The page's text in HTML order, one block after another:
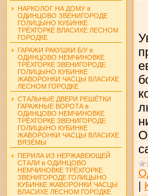
НАРКОЛОГ НА ДОМУ в
ОДИНЦОВО ЗВЕНИГОРОДЕ
ГОЛИЦЫНО КУБИНКЕ
ТРЁХГОРКЕ ВЛАСИХЕ ЛЕСНОМ
ГОРОДКЕ
ГАРАЖИ РАКУШКИ Б/У в
ОДИНЦОВО НЕМЧИНОВКЕ
ТРЁХГОРКЕ ЗВЕНИГОРОДЕ
ГОЛИЦЫНО КУБИНКЕ
ЖАВОРОНКИ ЧАСЦЫ ВЛАСИХЕ
ЛЕСНОМ ГОРОДКЕ
СТАЛЬНЫЕ ДВЕРИ РЕШЁТКИ
ГАРАЖНЫЕ ВОРОТА в
ОДИНЦОВО НЕМЧИНОВКЕ
ТРЁХГОРКЕ ЗВЕНИГОРОДЕ
ГОЛИЦЫНО КУБИНКЕ
ЖАВОРОНКИ ЧАСЦЫ ВЛАСИХЕ
ВЯЗЁМЫ
ПЕРИЛА ИЗ НЕРЖАВЕЮЩЕЙ
СТАЛИ в ОДИНЦОВО
НЕМЧИНОВКЕ ТРЁХГОРКЕ
ЗВЕНИГОРОДЕ ГОЛИЦЫНО
КУБИНКЕ ЖАВОРОНКИ ЧАСЦЫ
ВЛАСИХЕ ЛЕСНОМ ГОРОДКЕ
|